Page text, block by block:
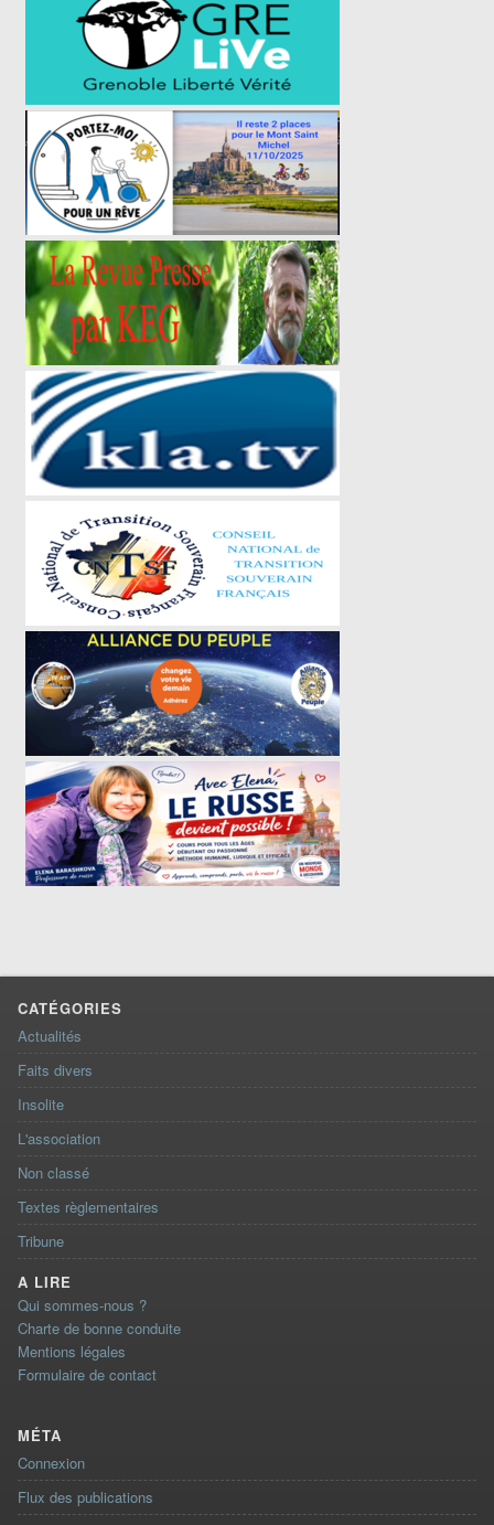
CATÉGORIES
Actualités
Faits divers
Insolite
L'association
Non classé
Textes règlementaires
Tribune
A LIRE
Qui sommes-nous ?
Charte de bonne conduite
Mentions légales
Formulaire de contact
MÉTA
Connexion
Flux des publications